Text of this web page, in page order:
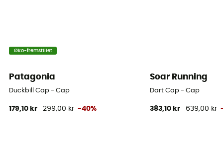
Øko-fremstillet
Patagonia
Duckbill Cap - Cap
179,10 kr 299,00 kr -40%
Soar Running
Dart Cap - Cap
383,10 kr 639,00 kr